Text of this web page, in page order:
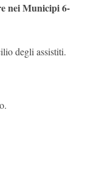
nei Municipi 6-
degli assistiti.